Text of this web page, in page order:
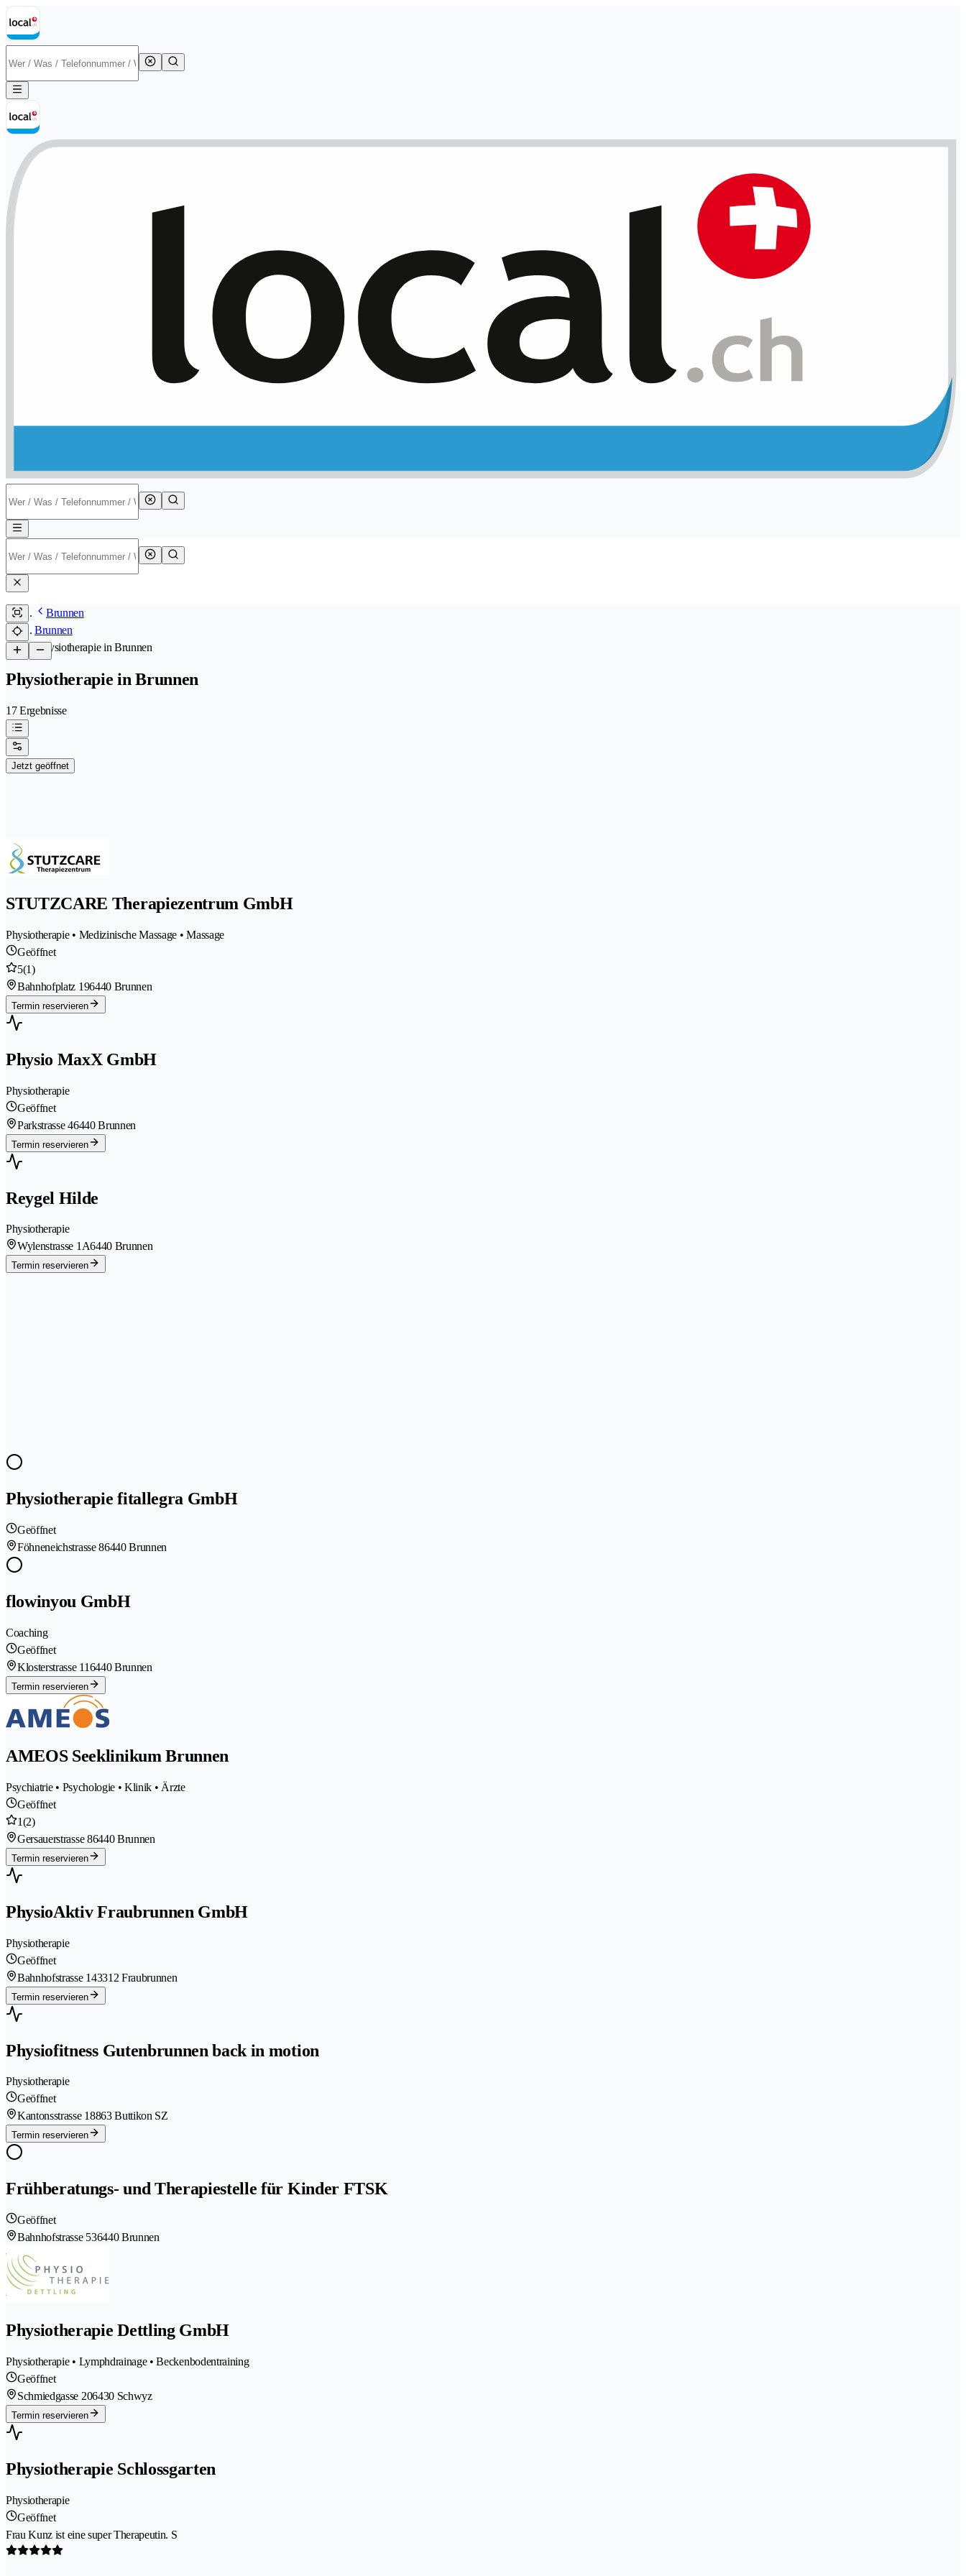
Brunnen
Brunnen
/Physiotherapie in Brunnen
Physiotherapie in Brunnen
17 Ergebnisse
Jetzt geöffnet
STUTZCARE Therapiezentrum GmbH
Physiotherapie • Medizinische Massage • Massage
Geöffnet
5(1)
Bahnhofplatz 196440 Brunnen
Termin reservieren
Physio MaxX GmbH
Physiotherapie
Geöffnet
Parkstrasse 46440 Brunnen
Termin reservieren
Reygel Hilde
Physiotherapie
Wylenstrasse 1A6440 Brunnen
Termin reservieren
Physiotherapie fitallegra GmbH
Geöffnet
Föhneneichstrasse 86440 Brunnen
flowinyou GmbH
Coaching
Geöffnet
Klosterstrasse 116440 Brunnen
Termin reservieren
AMEOS Seeklinikum Brunnen
Psychiatrie • Psychologie • Klinik • Ärzte
Geöffnet
1(2)
Gersauerstrasse 86440 Brunnen
Termin reservieren
PhysioAktiv Fraubrunnen GmbH
Physiotherapie
Geöffnet
Bahnhofstrasse 143312 Fraubrunnen
Termin reservieren
Physiofitness Gutenbrunnen back in motion
Physiotherapie
Geöffnet
Kantonsstrasse 18863 Buttikon SZ
Termin reservieren
Frühberatungs- und Therapiestelle für Kinder FTSK
Geöffnet
Bahnhofstrasse 536440 Brunnen
Physiotherapie Dettling GmbH
Physiotherapie • Lymphdrainage • Beckenbodentraining
Geöffnet
Schmiedgasse 206430 Schwyz
Termin reservieren
Physiotherapie Schlossgarten
Physiotherapie
Geöffnet
Frau Kunz ist eine super Therapeutin. S